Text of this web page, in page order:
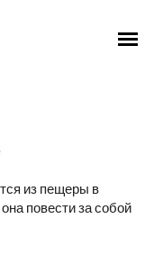
из пещеры в
повести за собой